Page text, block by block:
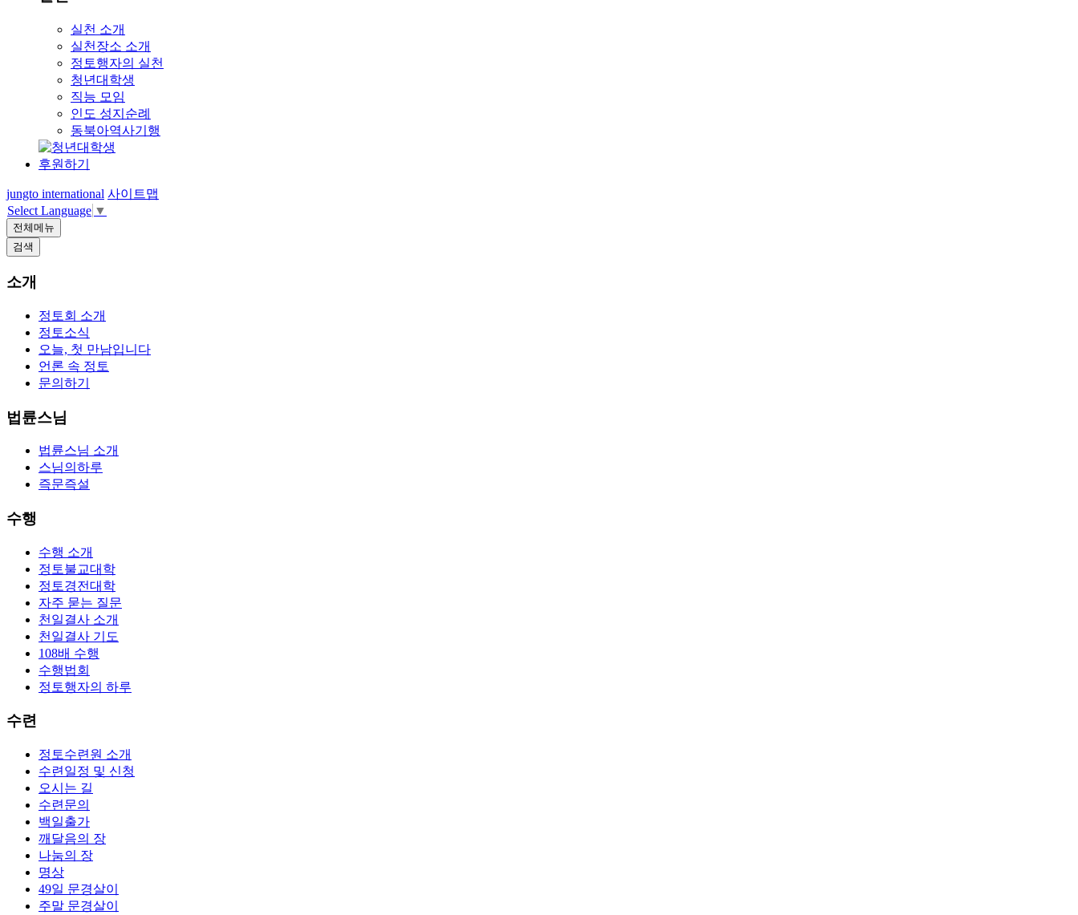
실천 소개
실천장소 소개
정토행자의 실천
청년대학생
직능 모임
인도 성지순례
동북아역사기행
후원하기
jungto international 사이트맵
Select Language ▼
전체메뉴
검색
소개
정토회 소개
정토소식
오늘, 첫 만남입니다
언론 속 정토
문의하기
법륜스님
법륜스님 소개
스님의하루
즉문즉설
수행
수행 소개
정토불교대학
정토경전대학
자주 묻는 질문
천일결사 소개
천일결사 기도
108배 수행
수행법회
정토행자의 하루
수련
정토수련원 소개
수련일정 및 신청
오시는 길
수련문의
백일출가
깨달음의 장
나눔의 장
명상
49일 문경살이
주말 문경살이